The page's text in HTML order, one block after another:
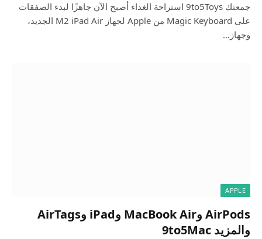
جمعتك 9to5Toys استراحة الغداء أصبح الآن جاهزًا لبدء الصفقات
على Magic Keyboard من Apple لجهاز M2 iPad Air الجديد،
وجهاز…
APPLE
AirPods وMacBook Air وiPad وAirTags
والمزيد 9to5Mac